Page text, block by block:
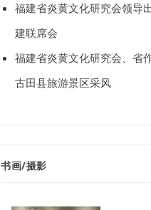
福建省炎黄文化研究会领导
建联席会
福建省炎黄文化研究会、省
古田县旅游景区采风
书画/摄影